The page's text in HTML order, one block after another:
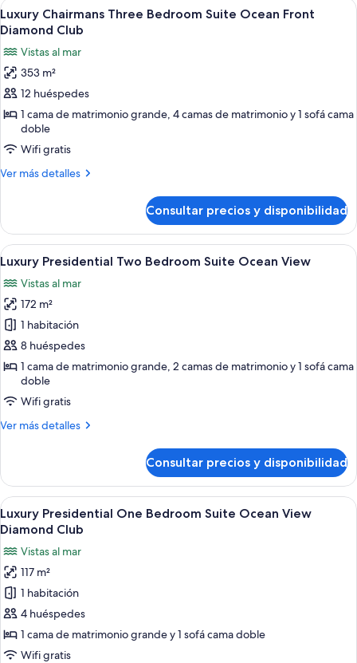
Ocean
View
Abrir
todas
fotos
de
Luxury
Chairmans
Three
Bedroom
Suite
Diamond
Club
Habitación de hotel con dos camas,
5
Luxury Chairmans Three Bedroom Suite Ocean Front
Diamond Club
Vistas al mar
353 m²
12 huéspedes
1 cama de matrimonio grande, 4 camas de matrimonio y 1 sofá cama
doble
Wifi gratis
Ver más detalles
Más
Chairmans
Three
Bedroom
Ocean
Front
Diamond
Club
Consultar precios y disponibilidad
Abrir
todas
las
fotos
de
Luxury
Presidential
Two
Bedroom
Suite
Habitación de hotel moderna con
10
Luxury Presidential Two Bedroom Suite Ocean View
Vistas al mar
172 m²
1 habitación
8 huéspedes
1 cama de matrimonio grande, 2 camas de matrimonio y 1 sofá cama
doble
Wifi gratis
Ver más detalles
Más
Presidential
Two
Bedroom
Suite
View
Consultar precios y disponibilidad
Abrir
todas
fotos
de
Luxury
Presidential
One
Bedroom
Habitación de hotel moderna con
8
Luxury Presidential One Bedroom Suite Ocean View
Diamond Club
Vistas al mar
117 m²
1 habitación
4 huéspedes
1 cama de matrimonio grande y 1 sofá cama doble
Wifi gratis